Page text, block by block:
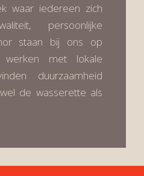
waar iedereen zich
persoonlijke
staan bij ons op
met lokale
duurzaamheid
de wasserette als